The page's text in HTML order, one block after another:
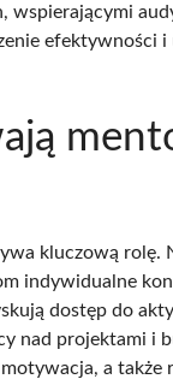
wspierającymi
efektywności
kluczową rolę.
indywidualne
dostęp do
nad projektami
a także